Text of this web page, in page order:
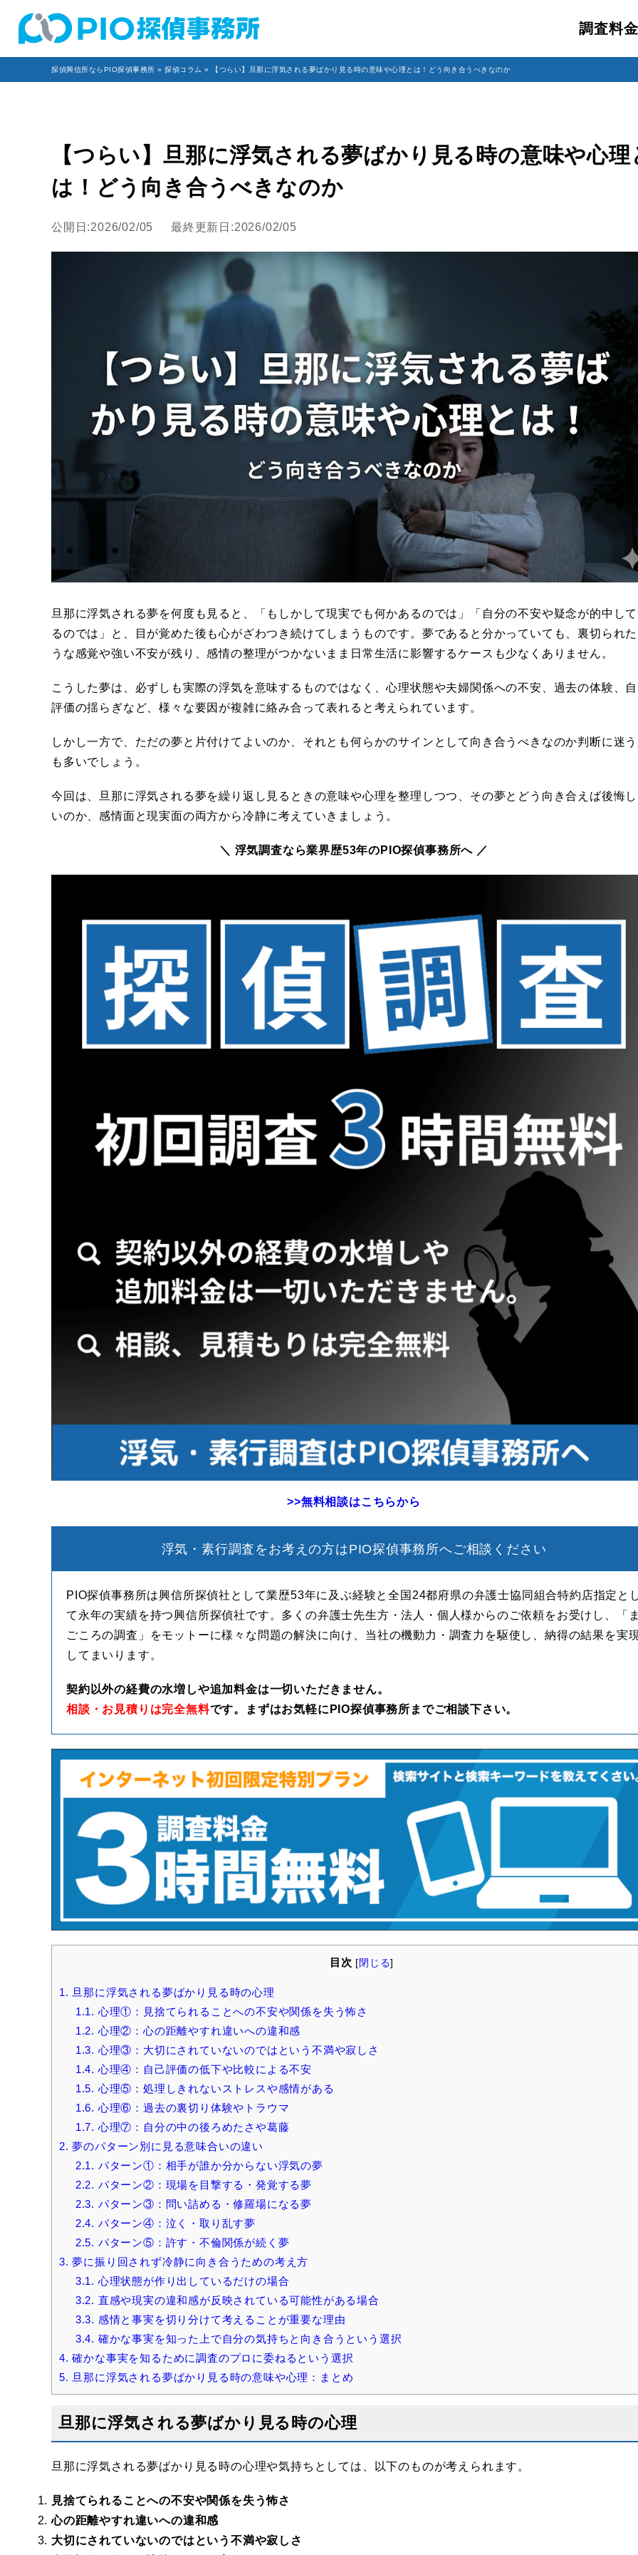
調査料金
探偵興信所ならPIO探偵事務所 » 探偵コラム » 【つらい】旦那に浮気される夢ばかり見る時の意味や心理とは！どう向き合うべきなのか
【つらい】旦那に浮気される夢ばかり見る時の意味や心理
は！どう向き合うべきなのか
公開日:2026/02/05 最終更新日:2026/02/05
旦那に浮気される夢を何度も見ると、「もしかして現実でも何かあるのでは」「自分の不安や疑念が的中し
るのでは」と、目が覚めた後も心がざわつき続けてしまうものです。夢であると分かっていても、裏切られ
うな感覚や強い不安が残り、感情の整理がつかないまま日常生活に影響するケースも少なくありません。
こうした夢は、必ずしも実際の浮気を意味するものではなく、心理状態や夫婦関係への不安、過去の体験、
評価の揺らぎなど、様々な要因が複雑に絡み合って表れると考えられています。
しかし一方で、ただの夢と片付けてよいのか、それとも何らかのサインとして向き合うべきなのか判断に迷
も多いでしょう。
今回は、旦那に浮気される夢を繰り返し見るときの意味や心理を整理しつつ、その夢とどう向き合えば後悔
いのか、感情面と現実面の両方から冷静に考えていきましょう。
＼ 浮気調査なら業界歴53年のPIO探偵事務所へ ／
>>無料相談はこちらから
浮気・素行調査をお考えの方はPIO探偵事務所へご相談ください
PIO探偵事務所は興信所探偵社として業歴53年に及ぶ経験と全国24都府県の弁護士協同組合特約店指定と
て永年の実績を持つ興信所探偵社です。多くの弁護士先生方・法人・個人様からのご依頼をお受けし、「
ごころの調査」をモットーに様々な問題の解決に向け、当社の機動力・調査力を駆使し、納得の結果を実
してまいります。
契約以外の経費の水増しや追加料金は一切いただきません。
相談・お見積りは完全無料です。まずはお気軽にPIO探偵事務所までご相談下さい。
目次 [閉じる]
1. 旦那に浮気される夢ばかり見る時の心理
1.1. 心理①：見捨てられることへの不安や関係を失う怖さ
1.2. 心理②：心の距離やすれ違いへの違和感
1.3. 心理③：大切にされていないのではという不満や寂しさ
1.4. 心理④：自己評価の低下や比較による不安
1.5. 心理⑤：処理しきれないストレスや感情がある
1.6. 心理⑥：過去の裏切り体験やトラウマ
1.7. 心理⑦：自分の中の後ろめたさや葛藤
2. 夢のパターン別に見る意味合いの違い
2.1. パターン①：相手が誰か分からない浮気の夢
2.2. パターン②：現場を目撃する・発覚する夢
2.3. パターン③：問い詰める・修羅場になる夢
2.4. パターン④：泣く・取り乱す夢
2.5. パターン⑤：許す・不倫関係が続く夢
3. 夢に振り回されず冷静に向き合うための考え方
3.1. 心理状態が作り出しているだけの場合
3.2. 直感や現実の違和感が反映されている可能性がある場合
3.3. 感情と事実を切り分けて考えることが重要な理由
3.4. 確かな事実を知った上で自分の気持ちと向き合うという選択
4. 確かな事実を知るために調査のプロに委ねるという選択
5. 旦那に浮気される夢ばかり見る時の意味や心理：まとめ
旦那に浮気される夢ばかり見る時の心理
旦那に浮気される夢ばかり見る時の心理や気持ちとしては、以下のものが考えられます。
見捨てられることへの不安や関係を失う怖さ
心の距離やすれ違いへの違和感
大切にされていないのではという不満や寂しさ